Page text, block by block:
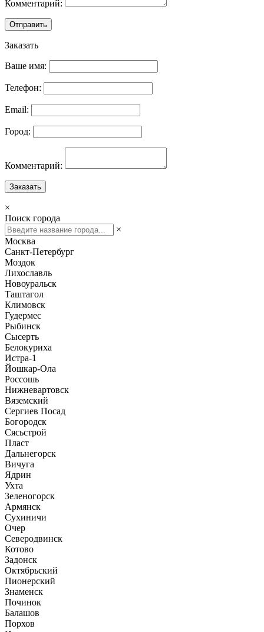
Комментарий:
Отправить
Заказать
Ваше имя:
Телефон:
Email:
Город:
Комментарий:
Заказать
×
Поиск города
×
Москва
Санкт-Петербург
Моздок
Лихославль
Новоуральск
Таштагол
Климовск
Гудермес
Рыбинск
Сысерть
Белокуриха
Истра-1
Йошкар-Ола
Россошь
Нижневартовск
Вяземский
Сергиев Посад
Богородск
Сясьстрой
Пласт
Дальнегорск
Вичуга
Ядрин
Ухта
Зеленогорск
Армянск
Сухиничи
Очер
Северодвинск
Котово
Задонск
Октябрьский
Пионерский
Знаменск
Починок
Балашов
Порхов